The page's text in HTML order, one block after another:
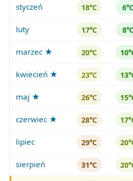
styczeń 18℃ 6℃
luty 17℃ 8℃
marzec ★ 20℃
kwiecień ★ 23℃
maj ★ 26℃
czerwiec ★ 28℃
lipiec 29℃
sierpień 31℃